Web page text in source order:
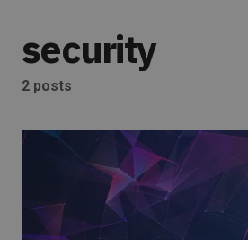
security
2 posts